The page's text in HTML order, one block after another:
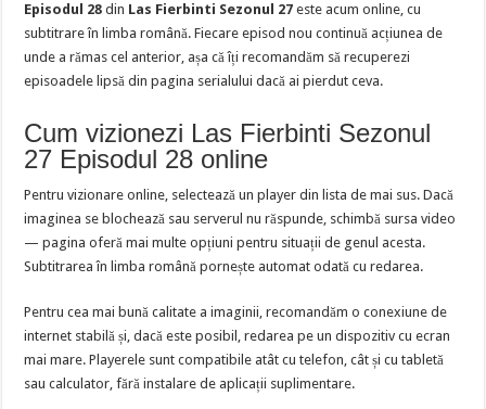
Episodul 28 din Las Fierbinti Sezonul 27 este acum online, cu
subtitrare în limba română. Fiecare episod nou continuă acțiunea de
unde a rămas cel anterior, așa că îți recomandăm să recuperezi
episoadele lipsă din pagina serialului dacă ai pierdut ceva.
Cum vizionezi Las Fierbinti Sezonul
27 Episodul 28 online
Pentru vizionare online, selectează un player din lista de mai sus. Dacă
imaginea se blochează sau serverul nu răspunde, schimbă sursa video
— pagina oferă mai multe opțiuni pentru situații de genul acesta.
Subtitrarea în limba română pornește automat odată cu redarea.
Pentru cea mai bună calitate a imaginii, recomandăm o conexiune de
internet stabilă și, dacă este posibil, redarea pe un dispozitiv cu ecran
mai mare. Playerele sunt compatibile atât cu telefon, cât și cu tabletă
sau calculator, fără instalare de aplicații suplimentare.